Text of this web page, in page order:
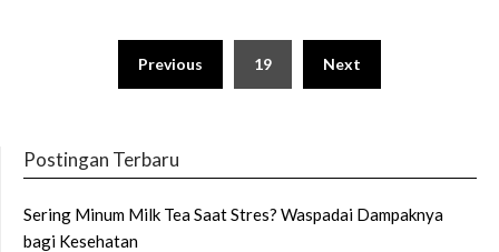
pagination
Previous 19 Next
Postingan Terbaru
Sering Minum Milk Tea Saat Stres? Waspadai Dampaknya
bagi Kesehatan